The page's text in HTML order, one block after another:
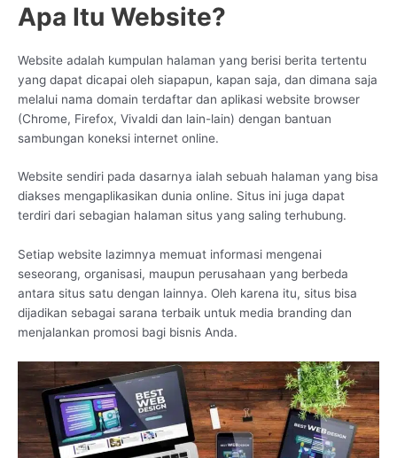
Apa Itu Website?
Website adalah kumpulan halaman yang berisi berita tertentu
yang dapat dicapai oleh siapapun, kapan saja, dan dimana saja
melalui nama domain terdaftar dan aplikasi website browser
(Chrome, Firefox, Vivaldi dan lain-lain) dengan bantuan
sambungan koneksi internet online.
Website sendiri pada dasarnya ialah sebuah halaman yang bisa
diakses mengaplikasikan dunia online. Situs ini juga dapat
terdiri dari sebagian halaman situs yang saling terhubung.
Setiap website lazimnya memuat informasi mengenai
seseorang, organisasi, maupun perusahaan yang berbeda
antara situs satu dengan lainnya. Oleh karena itu, situs bisa
dijadikan sebagai sarana terbaik untuk media branding dan
menjalankan promosi bagi bisnis Anda.